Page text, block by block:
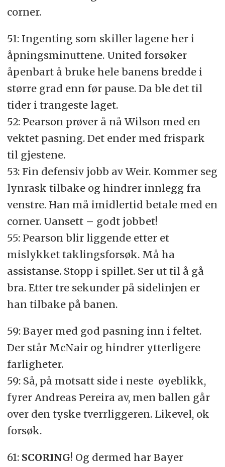
corner.
51: Ingenting som skiller lagene her i
åpningsminuttene. United forsøker
åpenbart å bruke hele banens bredde i
større grad enn før pause. Da ble det til
tider i trangeste laget.
52: Pearson prøver å nå Wilson med en
vektet pasning. Det ender med frispark
til gjestene.
53: Fin defensiv jobb av Weir. Kommer seg
lynrask tilbake og hindrer innlegg fra
venstre. Han må imidlertid betale med en
corner. Uansett – godt jobbet!
55: Pearson blir liggende etter et
mislykket taklingsforsøk. Må ha
assistanse. Stopp i spillet. Ser ut til å gå
bra. Etter tre sekunder på sidelinjen er
han tilbake på banen.
59: Bayer med god pasning inn i feltet.
Der står McNair og hindrer ytterligere
farligheter.
59: Så, på motsatt side i neste øyeblikk,
fyrer Andreas Pereira av, men ballen går
over den tyske tverrliggeren. Likevel, ok
forsøk.
61: SCORING! Og dermed har Bayer